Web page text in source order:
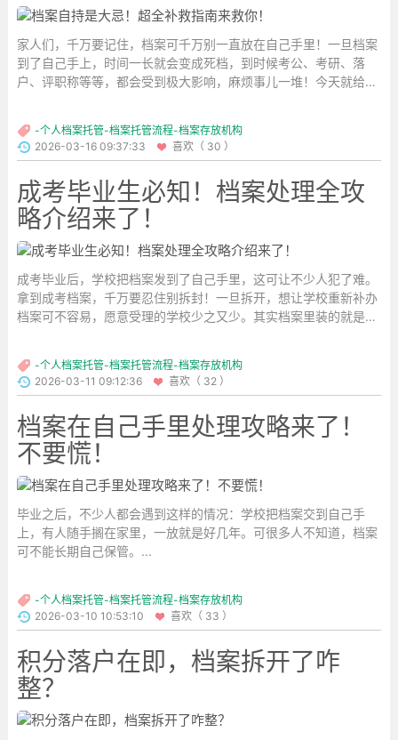
家人们，千万要记住，档案可千万别一直放在自己手里！一旦档案
到了自己手上，时间一长就会变成死档，到时候考公、考研、落
户、评职称等等，都会受到极大影响，麻烦事儿一堆！今天就给大
-个人档案托管-档案托管流程-档案存放机构
2026-03-16 09:37:33
喜欢（ 30 ）
成考毕业生必知！档案处理全攻
略介绍来了！
成考毕业后，学校把档案发到了自己手里，这可让不少人犯了难。
拿到成考档案，千万要忍住别拆封！一旦拆开，想让学校重新补办
档案可不容易，愿意受理的学校少之又少。其实档案里装的就是成
-个人档案托管-档案托管流程-档案存放机构
2026-03-11 09:12:36
喜欢（ 32 ）
档案在自己手里处理攻略来了！
不要慌！
毕业之后，不少人都会遇到这样的情况：学校把档案交到自己手
上，有人随手搁在家里，一放就是好几年。可很多人不知道，档案
可不能长期自己保管。...
-个人档案托管-档案托管流程-档案存放机构
2026-03-10 10:53:10
喜欢（ 33 ）
积分落户在即，档案拆开了咋
整？